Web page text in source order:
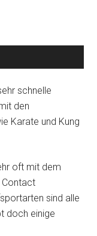
schnelle
den
Karate und Kung
oft mit dem
Contact
sind alle
doch einige